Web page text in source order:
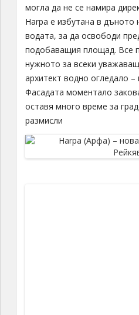
могла да не се намира
Harpa е избутана в дъното
водата, за да освободи
подобаващия площад. Все
нужното за всеки
архитект водно огледало –
Фасадата моментало
оставя много време за
размисли